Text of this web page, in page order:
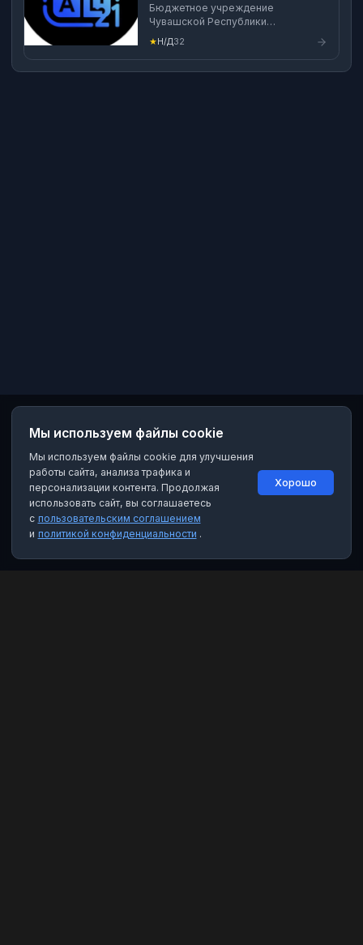
Бюджетное учреждение
Чувашской Республики
«Медицинский информационно-
аналитический центр»
Министерства здравоохранения
Чувашской Республики
★Н/Д32
Мы используем файлы cookie
Мы используем файлы cookie для улучшения
работы сайта, анализа трафика и
персонализации контента. Продолжая
использовать сайт, вы соглашаетесь
с пользовательским соглашением
и политикой конфиденциальности .
Хорошо